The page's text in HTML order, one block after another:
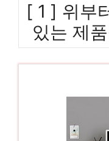
[ 1 ] 위부
있는 제